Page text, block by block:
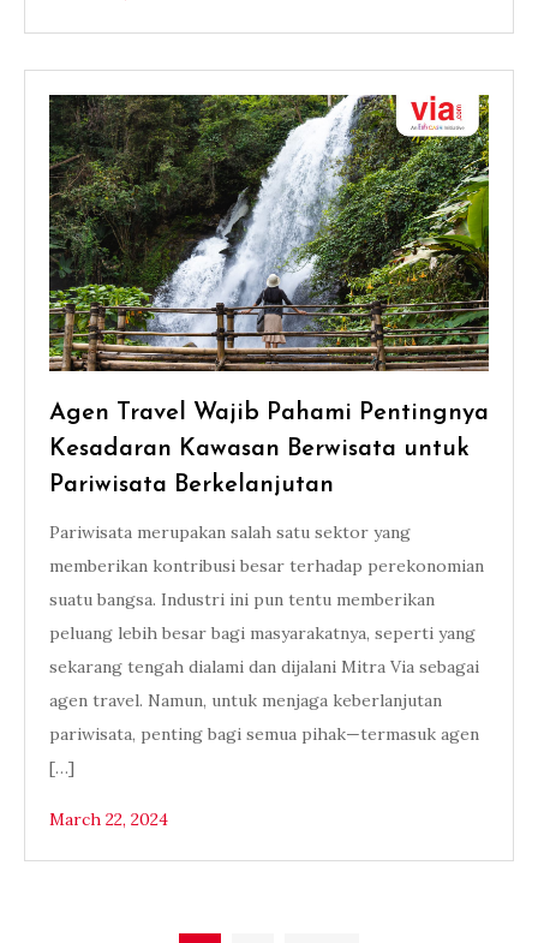
Agen Travel Wajib Pahami Pentingnya
Kesadaran Kawasan Berwisata untuk
Pariwisata Berkelanjutan
Pariwisata merupakan salah satu sektor yang
memberikan kontribusi besar terhadap perekonomian
suatu bangsa. Industri ini pun tentu memberikan
peluang lebih besar bagi masyarakatnya, seperti yang
sekarang tengah dialami dan dijalani Mitra Via sebagai
agen travel. Namun, untuk menjaga keberlanjutan
pariwisata, penting bagi semua pihak—termasuk agen
[…]
March 22, 2024